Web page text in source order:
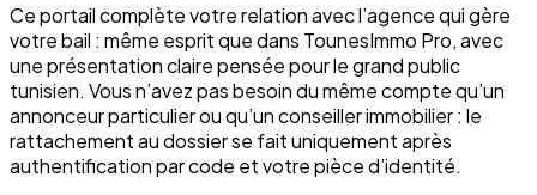
Ce portail complète votre relation avec l’agence qui gère
votre bail : même esprit que dans TounesImmo Pro, avec
une présentation claire pensée pour le grand public
tunisien. Vous n’avez pas besoin du même compte qu’un
annonceur particulier ou qu’un conseiller immobilier : le
rattachement au dossier se fait uniquement après
authentification par code et votre pièce d’identité.